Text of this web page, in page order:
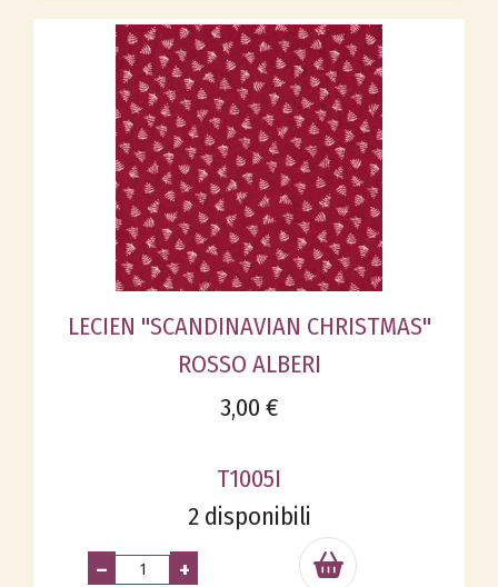
LECIEN "SCANDINAVIAN CHRISTMAS"
ROSSO ALBERI
3,00 €
T1005I
2 disponibili
– +